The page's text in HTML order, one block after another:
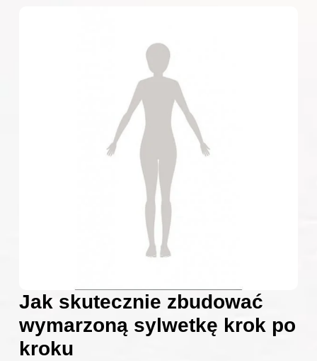
Jak skutecznie zbudować
wymarzoną sylwetkę krok po
kroku